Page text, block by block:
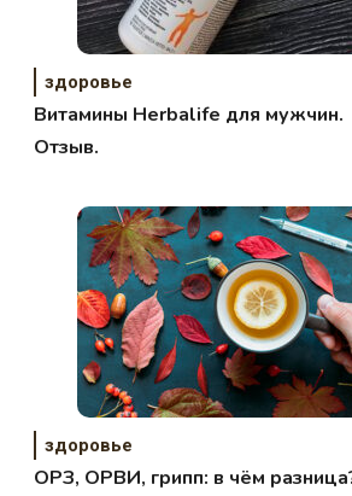
здоровье
Витамины Herbalife для мужчин.
Отзыв.
здоровье
ОРЗ, ОРВИ, грипп: в чём